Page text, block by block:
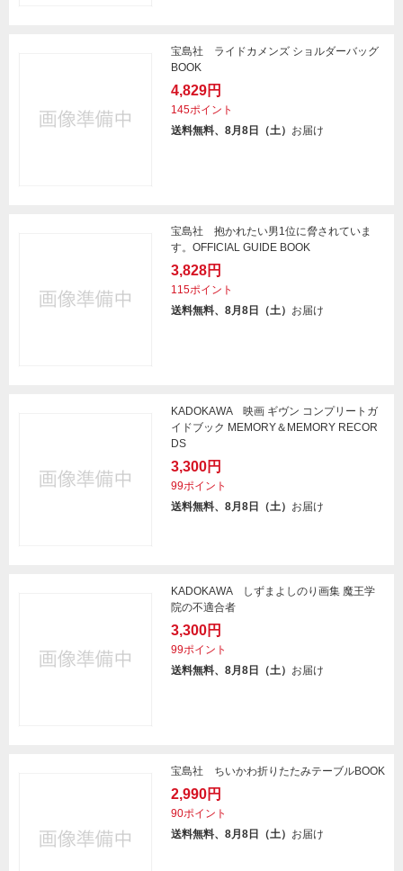
宝島社 ライドカメンズ ショルダーバッグ
BOOK
4,829円
145ポイント
送料無料、8月8日（土） お届け
宝島社 抱かれたい男1位に脅されていま
す。OFFICIAL GUIDE BOOK
3,828円
115ポイント
送料無料、8月8日（土） お届け
KADOKAWA 映画 ギヴン コンプリートガ
イドブック MEMORY＆MEMORY RECOR
DS
3,300円
99ポイント
送料無料、8月8日（土） お届け
KADOKAWA しずまよしのり画集 魔王学
院の不適合者
3,300円
99ポイント
送料無料、8月8日（土） お届け
宝島社 ちいかわ折りたたみテーブルBOOK
2,990円
90ポイント
送料無料、8月8日（土） お届け